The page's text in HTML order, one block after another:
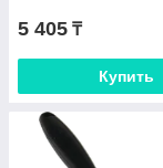
5 405 ₸
Купить